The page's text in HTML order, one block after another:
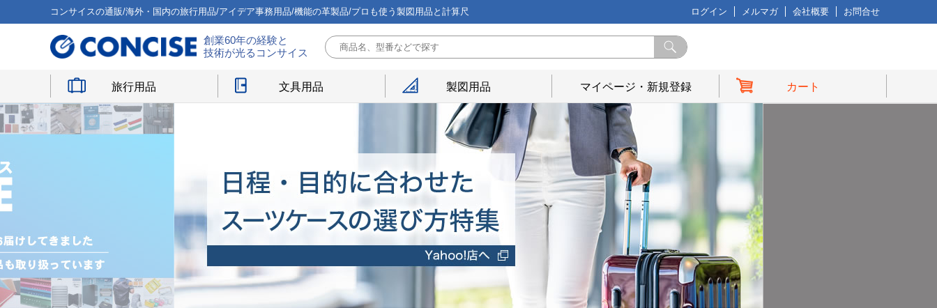
コンサイスの通販/海外・国内の旅行用品/アイデア事務用品/機能の革製品/プロも使う製図用品と計算尺 ログイン メルマガ 会社概要 お問合せ
創業60年の経験と
技術が光るコンサイス
旅行用品 文具用品 製図用品 マイページ・新規登録 カート